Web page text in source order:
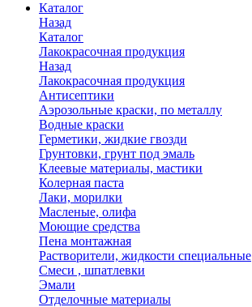
Каталог
Назад
Каталог
Лакокрасочная продукция
Назад
Лакокрасочная продукция
Антисептики
Аэрозольные краски, по металлу
Водные краски
Герметики, жидкие гвозди
Грунтовки, грунт под эмаль
Клеевые материалы, мастики
Колерная паста
Лаки, морилки
Масленые, олифа
Моющие средства
Пена монтажная
Растворители, жидкости специальные
Смеси , шпатлевки
Эмали
Отделочные материалы